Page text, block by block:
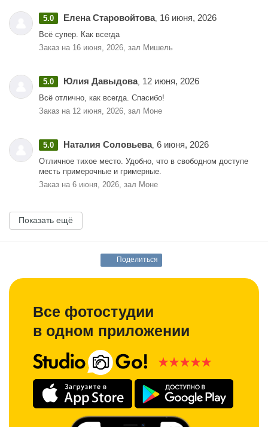
5.0 Елена Старовойтова, 16 июня, 2026
Всё супер. Как всегда
Заказ на 16 июня, 2026, зал Мишель
5.0 Юлия Давыдова, 12 июня, 2026
Всё отлично, как всегда. Спасибо!
Заказ на 12 июня, 2026, зал Моне
5.0 Наталия Соловьева, 6 июня, 2026
Отличное тихое место. Удобно, что в свободном доступе
месть примерочные и гримерные.
Заказ на 6 июня, 2026, зал Моне
Показать ещё
Поделиться
Все фотостудии
в одном приложении